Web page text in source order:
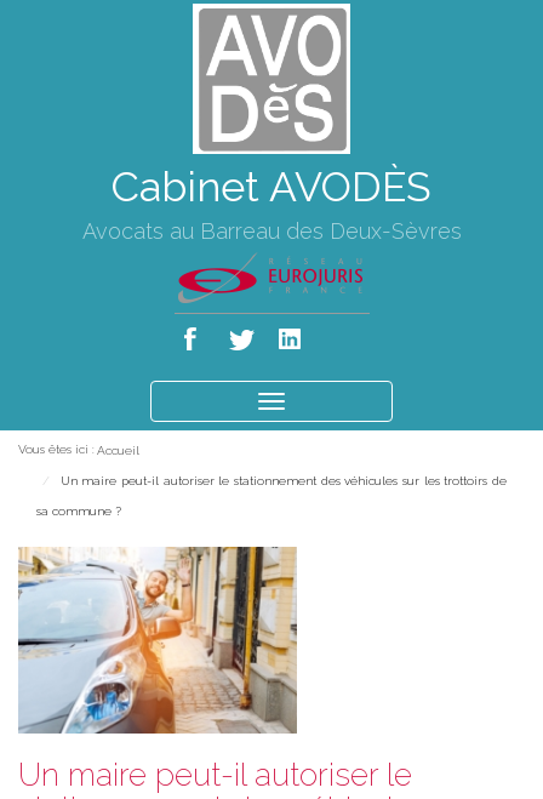
Cabinet AVODÈS
Avocats au Barreau des Deux-Sèvres
le
Vous êtes ici : Accueil
Un maire peut-il autoriser le stationnement des véhicules sur les trottoirs de
sa commune ?
Un maire peut-il autoriser le